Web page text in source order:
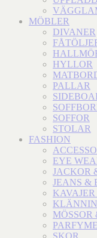
MÖBLER
DIVANER
HYLLOR
PALLAR
SOFFOR
STOLAR
FASHION
EYE
JACKOR
JEANS &
SKOR